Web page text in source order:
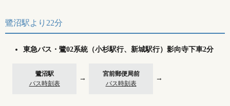
鷺沼駅より22分
東急バス・鷺02系統（小杉駅行、新城駅行）影向寺下車2分
鷺沼駅
バス時刻表
→
宮前郵便局前
バス時刻表
→